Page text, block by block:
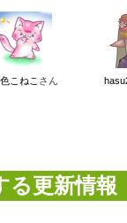
こねこ さん
る更新情報